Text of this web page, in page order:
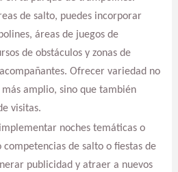
de salto, puedes incorporar
áreas de juegos de
de obstáculos y zonas de
Ofrecer variedad no
amplio, sino que también
visitas.
noches temáticas o
competencias de salto o fiestas de
publicidad y atraer a nuevos